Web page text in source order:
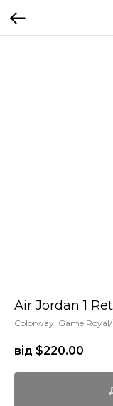
Air Jordan 1
Colorway: Game
від $220.00